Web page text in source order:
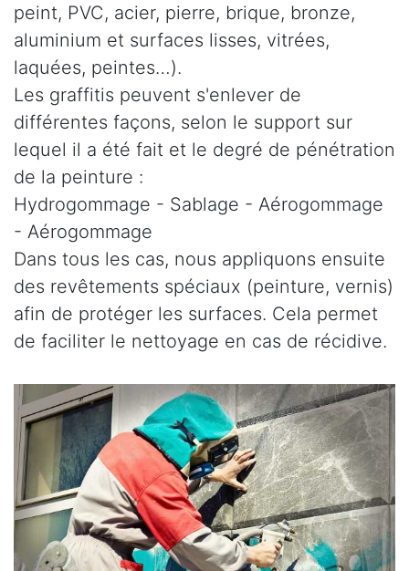
peint, PVC, acier, pierre, brique, bronze,
aluminium et surfaces lisses, vitrées,
laquées, peintes…).
Les graffitis peuvent s'enlever de
différentes façons, selon le support sur
lequel il a été fait et le degré de pénétration
de la peinture :
Hydrogommage - Sablage - Aérogommage
- Aérogommage
Dans tous les cas, nous appliquons ensuite
des revêtements spéciaux (peinture, vernis)
afin de protéger les surfaces. Cela permet
de faciliter le nettoyage en cas de récidive.